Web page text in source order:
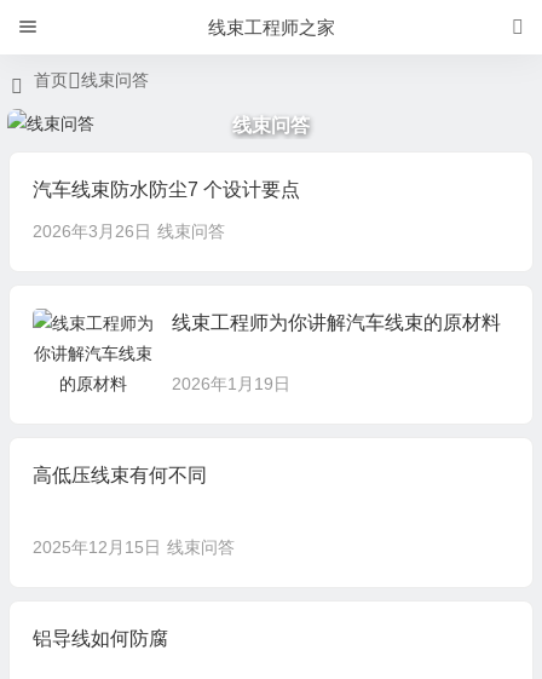
线束工程师之家
首页 线束问答
线束问答
汽车线束防水防尘7 个设计要点
2026年3月26日 线束问答
线束工程师为你讲解汽车线束的原材料
2026年1月19日
高低压线束有何不同
2025年12月15日 线束问答
铝导线如何防腐